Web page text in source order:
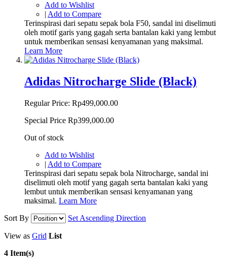
Add to Wishlist
| Add to Compare
Terinspirasi dari sepatu sepak bola F50, sandal ini diselimuti
oleh motif garis yang gagah serta bantalan kaki yang lembut
untuk memberikan sensasi kenyamanan yang maksimal.
Learn More
Adidas Nitrocharge Slide (Black)
Regular Price: Rp499,000.00
Special Price Rp399,000.00
Out of stock
Add to Wishlist
| Add to Compare
Terinspirasi dari sepatu sepak bola Nitrocharge, sandal ini
diselimuti oleh motif yang gagah serta bantalan kaki yang
lembut untuk memberikan sensasi kenyamanan yang
maksimal. Learn More
Sort By
Set Ascending Direction
View as Grid List
4 Item(s)